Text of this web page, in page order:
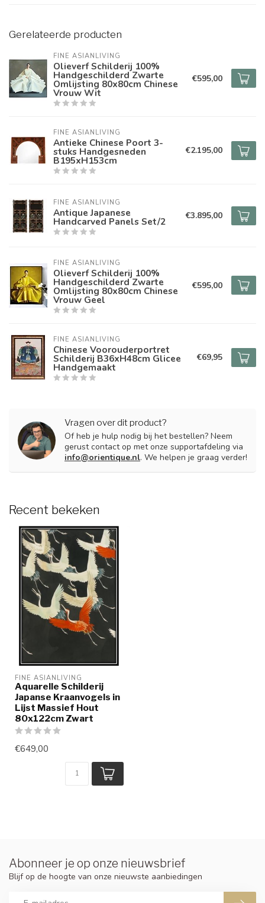
Gerelateerde producten
FINE ASIANLIVING
Olieverf Schilderij 100%
Handgeschilderd Zwarte
Omlijsting 80x80cm Chinese
Vrouw Wit
€595,00
FINE ASIANLIVING
Antieke Chinese Poort 3-
stuks Handgesneden
B195xH153cm
€2.195,00
FINE ASIANLIVING
Antique Japanese
Handcarved Panels Set/2 €3.895,00
FINE ASIANLIVING
Olieverf Schilderij 100%
Handgeschilderd Zwarte
Omlijsting 80x80cm Chinese
Vrouw Geel
€595,00
FINE ASIANLIVING
Chinese Voorouderportret
Schilderij B36xH48cm Glicee
Handgemaakt
€69,95
Vragen over dit product?
Of heb je hulp nodig bij het bestellen? Neem
gerust contact op met onze supportafdeling via
info@orientique.nl. We helpen je graag verder!
Recent bekeken
FINE ASIANLIVING
Aquarelle Schilderij
Japanse Kraanvogels in
Lijst Massief Hout
80x122cm Zwart
€649,00
Abonneer je op onze nieuwsbrief
Blijf op de hoogte van onze nieuwste aanbiedingen